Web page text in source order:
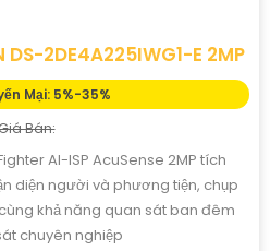
DS-2DE4A225IWG1-E 2MP
Mại: 5%-35%
Bán:
AI-ISP AcuSense 2MP tích
diện người và phương tiện, chụp
khả năng quan sát ban đêm
chuyên nghiệp